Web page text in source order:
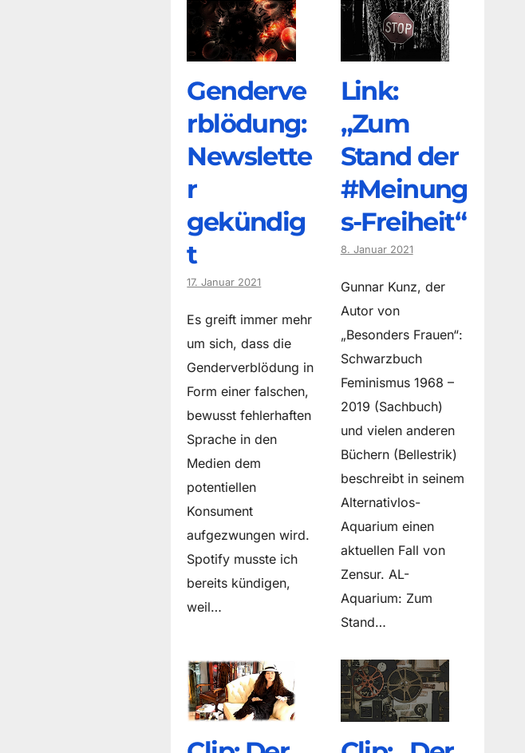
Genderve
rblödung:
Newslette
r
gekündig
t
17. Januar 2021
Es greift immer mehr
um sich, dass die
Genderverblödung in
Form einer falschen,
bewusst fehlerhaften
Sprache in den
Medien dem
potentiellen
Konsument
aufgezwungen wird.
Spotify musste ich
bereits kündigen,
weil…
Link:
„Zum
Stand der
#Meinung
s-Freiheit“
8. Januar 2021
Gunnar Kunz, der
Autor von
„Besonders Frauen“:
Schwarzbuch
Feminismus 1968 –
2019 (Sachbuch)
und vielen anderen
Büchern (Bellestrik)
beschreibt in seinem
Alternativlos-
Aquarium einen
aktuellen Fall von
Zensur. AL-
Aquarium: Zum
Stand…